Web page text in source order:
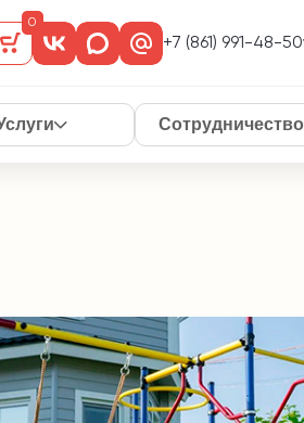
0
+7 (861) 991-48-50
Сотрудничество